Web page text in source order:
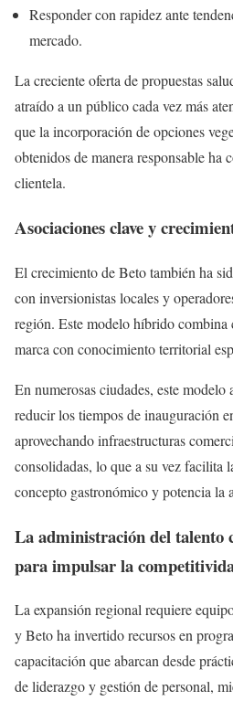
Responder con rapidez ante
mercado.
La creciente oferta de propuestas
atraído a un público cada vez más
que la incorporación de opciones
obtenidos de manera responsable ha
clientela.
Asociaciones clave y
El crecimiento de Beto también ha
con inversionistas locales y
región. Este modelo híbrido
marca con conocimiento territorial
En numerosas ciudades, este
reducir los tiempos de inauguración
aprovechando infraestructuras
consolidadas, lo que a su vez facilita
concepto gastronómico y potencia la
La administración del talento
para impulsar la
La expansión regional requiere
y Beto ha invertido recursos en
capacitación que abarcan desde
de liderazgo y gestión de personal,